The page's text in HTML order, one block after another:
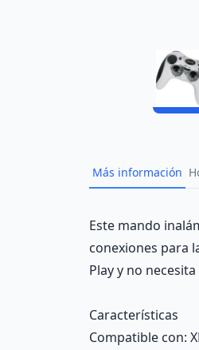
Más información
Description
Este mando
conexiones para
Play y no
Características
Compatible con: